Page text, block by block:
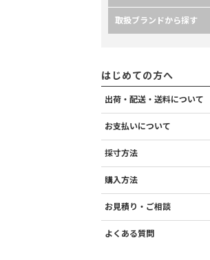
取扱ブランドから探す
はじめての方へ
出荷・配送・送料について
お支払いについて
採寸方法
購入方法
お見積り・ご相談
よくある質問